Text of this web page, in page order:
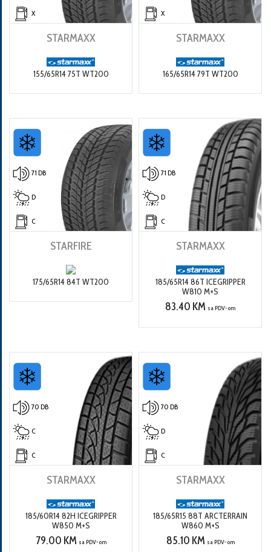
X
STARMAXX
155/65R14 75T WT200
X
STARMAXX
165/65R14 79T WT200
71 DB
D
C
STARFIRE
175/65R14 84T WT200
71 DB
D
C
STARMAXX
185/65R14 86T ICEGRIPPER
W810 M+S
83.40 KM sa PDV-om
70 DB
C
C
STARMAXX
185/60R14 82H ICEGRIPPER
W850 M+S
79.00 KM sa PDV-om
70 DB
D
C
STARMAXX
185/65R15 88T ARCTERRAIN
W860 M+S
85.10 KM sa PDV-om